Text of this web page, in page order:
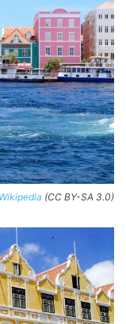
(CC BY-SA 3.0)